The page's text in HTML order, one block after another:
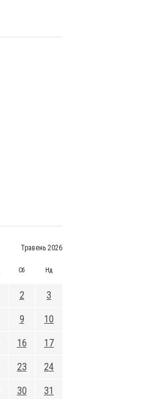
Травень 2026
Сб Нд
2 3
9 10
16 17
23 24
30
31